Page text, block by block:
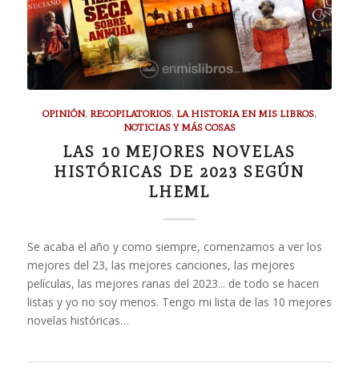
OPINIÓN, RECOPILATORIOS, LA HISTORIA EN MIS LIBROS,
NOTICIAS Y MÁS COSAS
LAS 10 MEJORES NOVELAS
HISTÓRICAS DE 2023 SEGÚN
LHEML
Se acaba el año y como siempre, comenzamos a ver los
mejores del 23, las mejores canciones, las mejores
películas, las mejores ranas del 2023... de todo se hacen
listas y yo no soy menos. Tengo mi lista de las 10 mejores
novelas históricas…